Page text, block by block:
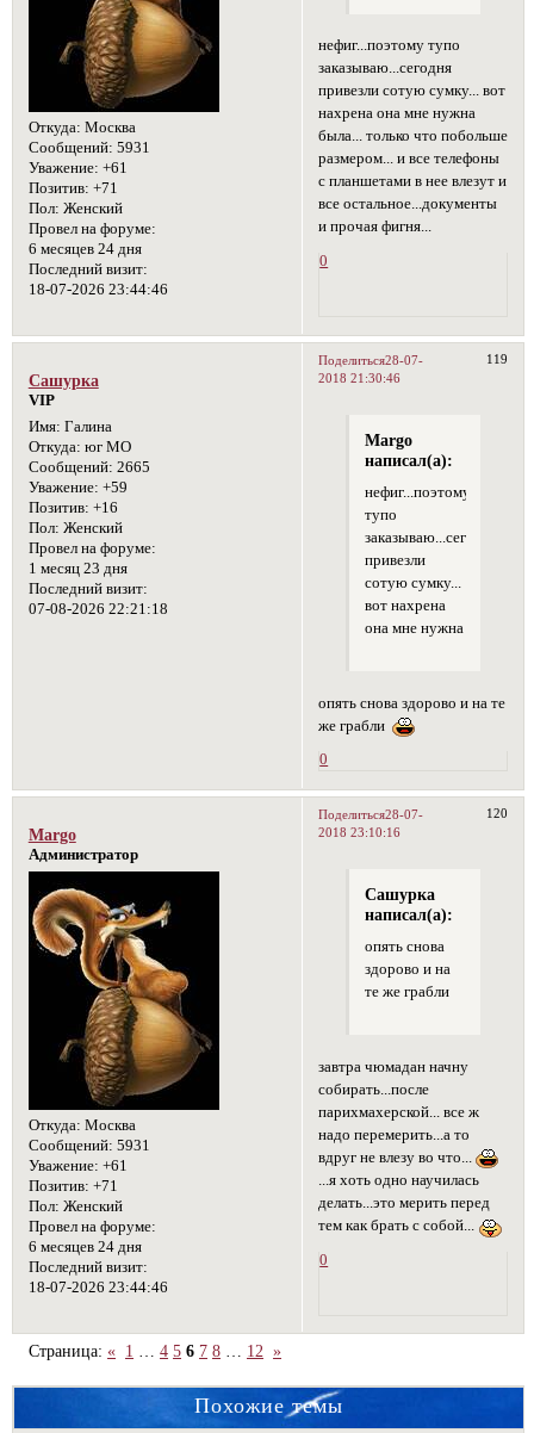
Откуда: Москва
Сообщений: 5931
Уважение: +61
Позитив: +71
Пол: Женский
Провел на форуме:
6 месяцев 24 дня
Последний визит:
18-07-2026 23:44:46
нефиг...поэтому тупо
заказываю...сегодня
привезли сотую сумку... вот
нахрена она мне нужна
была... только что побольше
размером... и все телефоны
с планшетами в нее влезут и
все остальное...документы
и прочая фигня...
0
Поделиться 119
28-07-
2018 21:30:46
Сашурка
VIP
Имя: Галина
Откуда: юг МО
Сообщений: 2665
Уважение: +59
Позитив: +16
Пол: Женский
Провел на форуме:
1 месяц 23 дня
Последний визит:
07-08-2026 22:21:18
Margo
написал(а):
нефиг...поэтому
тупо
заказываю...сегодня
привезли
сотую сумку...
вот нахрена
она мне нужна
опять снова здорово и на те
же грабли
0
Поделиться 120
28-07-
2018 23:10:16
Margo
Администратор
Откуда: Москва
Сообщений: 5931
Уважение: +61
Позитив: +71
Пол: Женский
Провел на форуме:
6 месяцев 24 дня
Последний визит:
18-07-2026 23:44:46
Сашурка
написал(а):
опять снова
здорово и на
те же грабли
завтра чюмадан начну
собирать...после
парихмахерской... все ж
надо перемерить...а то
вдруг не влезу во что...
...я хоть одно научилась
делать...это мерить перед
тем как брать с собой...
0
Страница:« 1 4 5 6 7 8 12 »
Похожие темы